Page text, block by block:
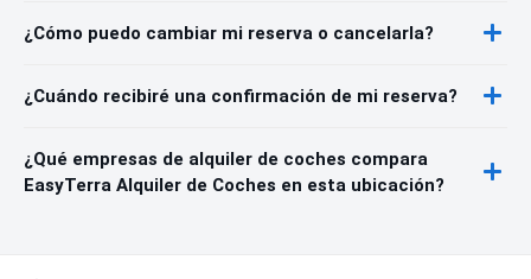
¿Cómo puedo cambiar mi reserva o cancelarla?
¿Cuándo recibiré una confirmación de mi reserva?
¿Qué empresas de alquiler de coches compara
EasyTerra Alquiler de Coches en esta ubicación?